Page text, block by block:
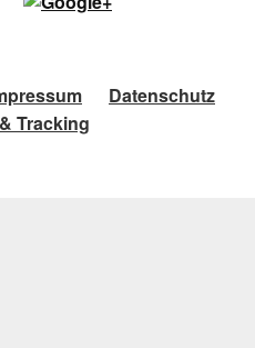
Datenschutz
Tracking